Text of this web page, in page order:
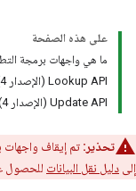
على هذه الصفحة
ما هي واجهات برمجة
Lookup API (الإصدار 4)
Update API (الإصدار 4)
تحذير:
إلى دليل نقل البيانات للحصول